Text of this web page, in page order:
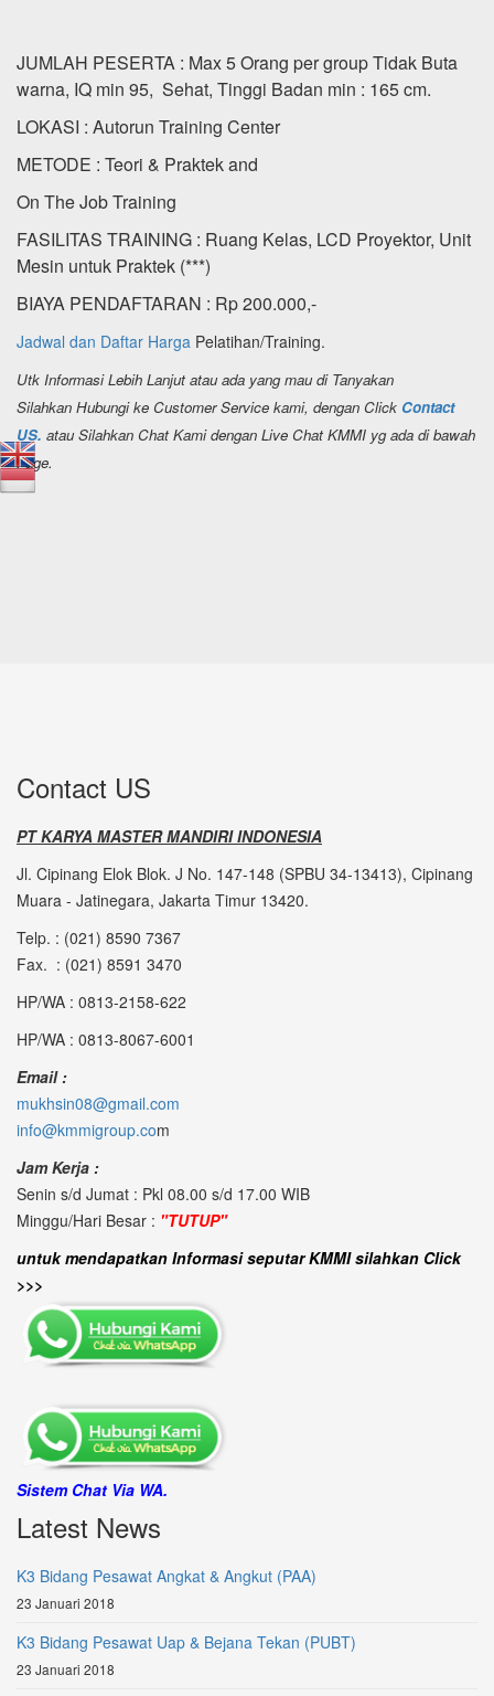
JUMLAH PESERTA : Max 5 Orang per group Tidak Buta
warna, IQ min 95, Sehat, Tinggi Badan min : 165 cm.
LOKASI : Autorun Training Center
METODE : Teori & Praktek and
On The Job Training
FASILITAS TRAINING : Ruang Kelas, LCD Proyektor, Unit
Mesin untuk Praktek (***)
BIAYA PENDAFTARAN : Rp 200.000,-
Jadwal dan Daftar Harga Pelatihan/Training.
Utk Informasi Lebih Lanjut atau ada yang mau di Tanyakan
Silahkan Hubungi ke Customer Service kami, dengan Click Contact
US. atau Silahkan Chat Kami dengan Live Chat KMMI yg ada di bawah
Page.
Contact US
PT KARYA MASTER MANDIRI INDONESIA
Jl. Cipinang Elok Blok. J No. 147-148 (SPBU 34-13413), Cipinang
Muara - Jatinegara, Jakarta Timur 13420.
Telp. : (021) 8590 7367
Fax. : (021) 8591 3470
HP/WA : 0813-2158-622
HP/WA : 0813-8067-6001
Email :
mukhsin08@gmail.com
info@kmmigroup.com
Jam Kerja :
Senin s/d Jumat : Pkl 08.00 s/d 17.00 WIB
Minggu/Hari Besar : "TUTUP"
untuk mendapatkan Informasi seputar KMMI silahkan Click
>>>
Sistem Chat Via WA.
Latest News
K3 Bidang Pesawat Angkat & Angkut (PAA)
23 Januari 2018
K3 Bidang Pesawat Uap & Bejana Tekan (PUBT)
23 Januari 2018